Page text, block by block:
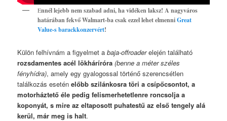
Ennél lejebb nem szabad adni, ha vidéken laksz! A nagyváros
határában fekvő Walmart-ba csak ezzel lehet elmenniGreat
Value-s barackkonzervért!
Külön felhívnám a figyelmet abaja-offroaderelején található
rozsdamentes acél lökháríróra (benne a méter széles
fényhídra), amely egy gyalogossal történő szerencsétlen
találkozás eseténelőbb szilánkosra töri a csípőcsontot, a
motorháztető éle pedig felismerhetetlenre roncsolja a
koponyát, s mire az eltaposott puhatestű az első tengely alá
kerül, már meg is halt.